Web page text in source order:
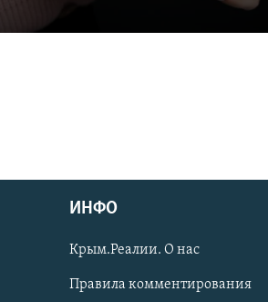
ИНФО
Крым.Реалии. О нас
Правила комментирования